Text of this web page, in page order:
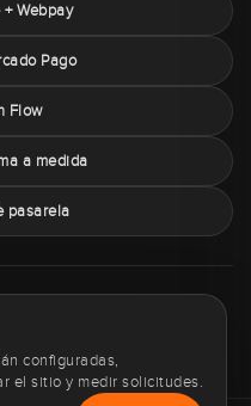
Webpay
Pago
Flow
a medida
pasarela
configuradas,
el sitio y medir solicitudes.